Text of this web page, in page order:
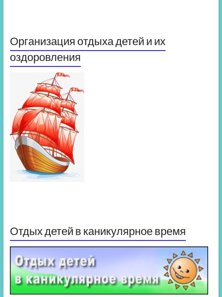
Организация отдыха детей и их
оздоровления
Отдых детей в каникулярное время